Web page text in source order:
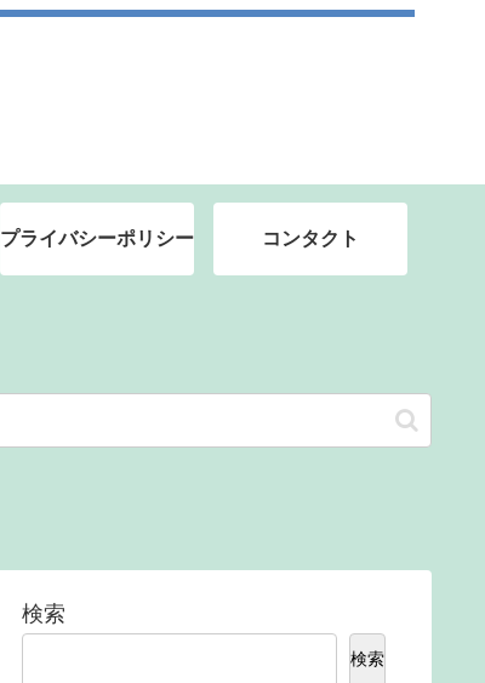
プライバシーポリシー コンタクト
検索
検索